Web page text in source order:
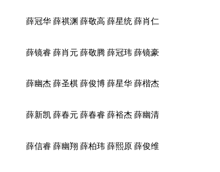
薛冠华 薛祺渊 薛敬高 薛星统 薛肖仁
薛镜睿 薛肖元 薛敬腾 薛冠玮 薛镜豪
薛幽杰 薛圣棋 薛俊博 薛星华 薛楷杰
薛新凯 薛春元 薛春睿 薛裕杰 薛幽清
薛信睿 薛幽翔 薛柏玮 薛熙原 薛俊维